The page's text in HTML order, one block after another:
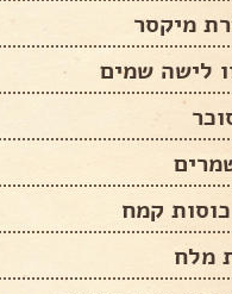
מיקסר
לישה שמים
מלח